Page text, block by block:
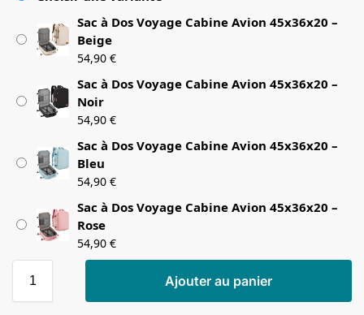
Sac à Dos Voyage Cabine Avion 45x36x20 –
Beige
54,90 €
Sac à Dos Voyage Cabine Avion 45x36x20 –
Noir
54,90 €
Sac à Dos Voyage Cabine Avion 45x36x20 –
Bleu
54,90 €
Sac à Dos Voyage Cabine Avion 45x36x20 –
Rose
54,90 €
Ajouter au panier